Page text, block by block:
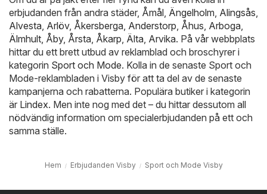
erbjudanden från andra städer, Åmål Ängelholm Alingsås
Alvesta Arlöv, Åkersberga Anderstorp Åhus Arboga
Älmhult Åby, Årsta Åkarp Älta Arvika. På vår webbplats
hittar du ett brett utbud av reklamblad och broschyrer i
kategorin Sport och Mode. Kolla in de senaste Sport och
Mode-reklambladen i Visby för att ta del av de senaste
kampanjerna och rabatterna. Populära butiker i kategorin
är Lindex. Men inte nog med det – du hittar dessutom all
nödvändig information om specialerbjudanden på ett och
samma ställe.
Hem Erbjudanden Visby Sport och Mode Visby